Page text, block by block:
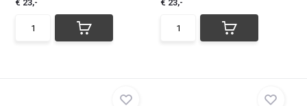
€ 23,-
€ 23,-